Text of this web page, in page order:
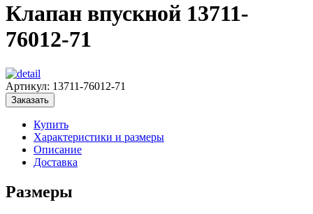
Клапан впускной 13711-
76012-71
Артикул: 13711-76012-71
Заказать
Купить
Характеристики и размеры
Описание
Доставка
Размеры